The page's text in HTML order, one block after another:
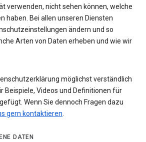
verwenden, nicht sehen können, welche
haben. Bei allen unseren Diensten
ändern und so
Arten von Daten erheben und wie wir
möglichst verständlich
Beispiele, Videos und Definitionen für
Wenn Sie dennoch Fragen dazu
gern kontaktieren.
DATEN